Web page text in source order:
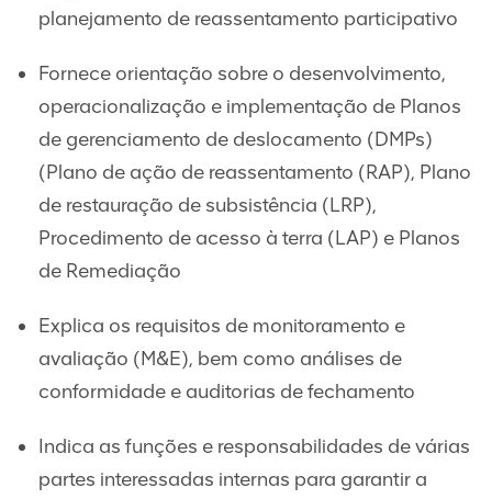
planejamento de reassentamento participativo
Fornece orientação sobre o desenvolvimento,
operacionalização e implementação de Planos
de gerenciamento de deslocamento (DMPs)
(Plano de ação de reassentamento (RAP), Plano
de restauração de subsistência (LRP),
Procedimento de acesso à terra (LAP) e Planos
de Remediação
Explica os requisitos de monitoramento e
avaliação (M&E), bem como análises de
conformidade e auditorias de fechamento
Indica as funções e responsabilidades de várias
partes interessadas internas para garantir a